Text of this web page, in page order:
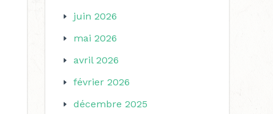
juin 2026
mai 2026
avril 2026
février 2026
décembre 2025